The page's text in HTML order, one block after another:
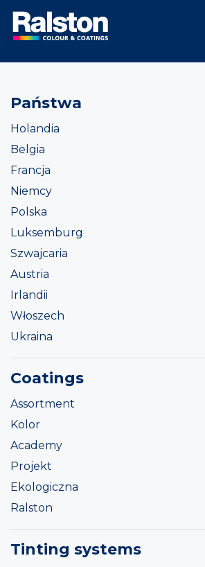
Państwa
Holandia
Belgia
Francja
Niemcy
Polska
Luksemburg
Szwajcaria
Austria
Irlandii
Włoszech
Ukraina
Coatings
Assortment
Kolor
Academy
Projekt
Ekologiczna
Ralston
Tinting systems